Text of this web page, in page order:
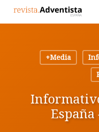
+Media